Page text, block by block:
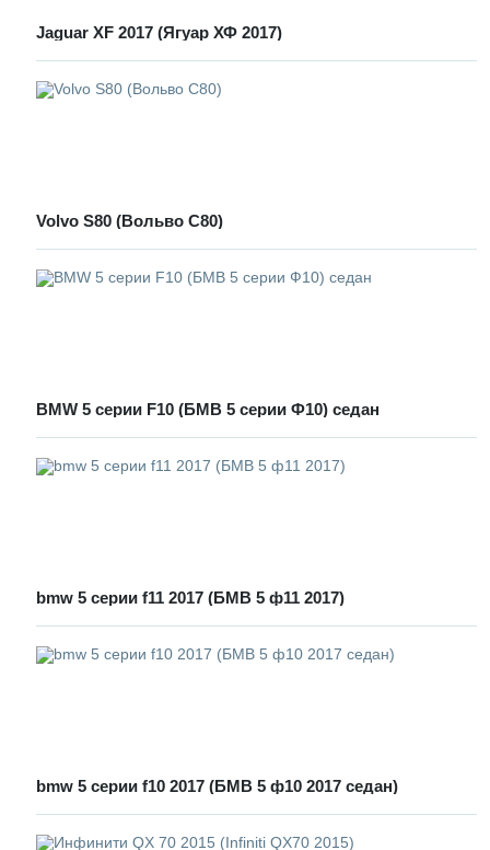
Jaguar XF 2017 (Ягуар ХФ 2017)
Volvo S80 (Вольво С80)
BMW 5 серии F10 (БМВ 5 серии Ф10) седан
bmw 5 серии f11 2017 (БМВ 5 ф11 2017)
bmw 5 серии f10 2017 (БМВ 5 ф10 2017 седан)